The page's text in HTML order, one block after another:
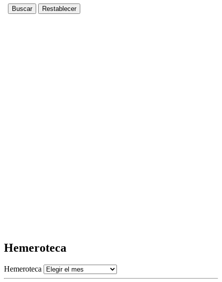
Hemeroteca
Hemeroteca